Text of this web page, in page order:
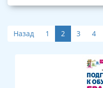
Назад 1 2 3 4